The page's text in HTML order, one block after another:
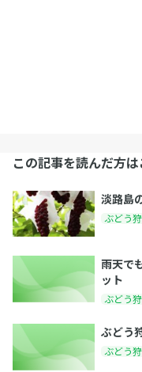
この記事を読んだ方
淡路島
ぶどう
雨天で
ット
ぶどう
ぶどう
ぶどう